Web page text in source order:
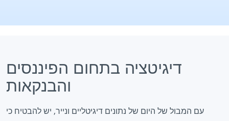
דיגיטציה בתחום הפיננסים
והבנקאות
עם המבול של היום של נתונים דיגיטליים ונייר, יש להבטיח כי